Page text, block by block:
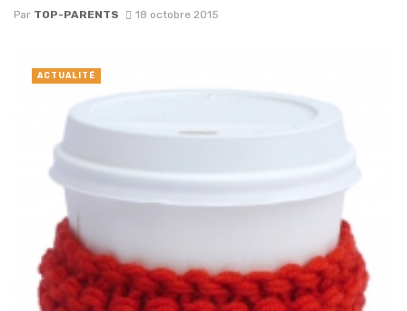
Par TOP-PARENTS 18 octobre 2015
ACTUALITÉ